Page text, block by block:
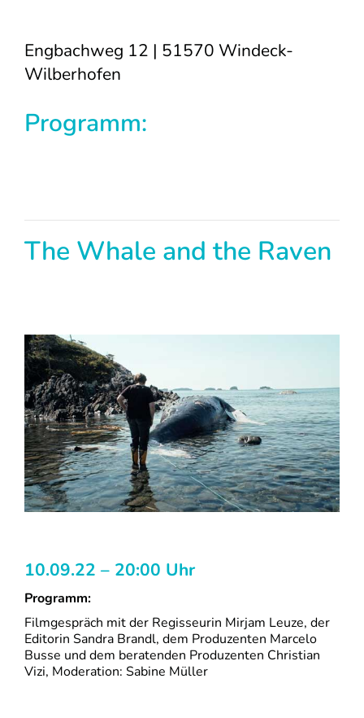
Engbachweg 12 | 51570 Windeck-
Wilberhofen
Programm:
The Whale and the Raven
10.09.22 – 20:00 Uhr
Programm:
Filmgespräch mit der Regisseurin Mirjam Leuze, der
Editorin Sandra Brandl, dem Produzenten Marcelo
Busse und dem beratenden Produzenten Christian
Vizi, Moderation: Sabine Müller